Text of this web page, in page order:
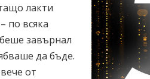
лакти
по всяка
завърнал
да бъде.
от